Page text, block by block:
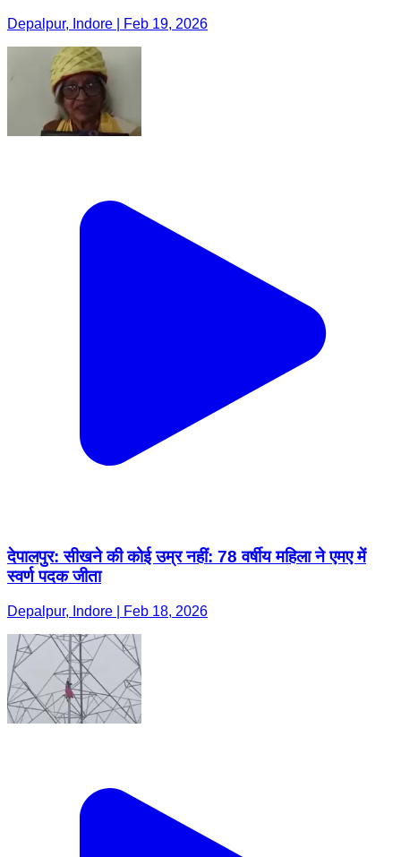
Depalpur, Indore | Feb 19, 2026
देपालपुर: सीखने की कोई उम्र नहीं: 78 वर्षीय महिला ने एमए में
स्वर्ण पदक जीता
Depalpur, Indore | Feb 18, 2026